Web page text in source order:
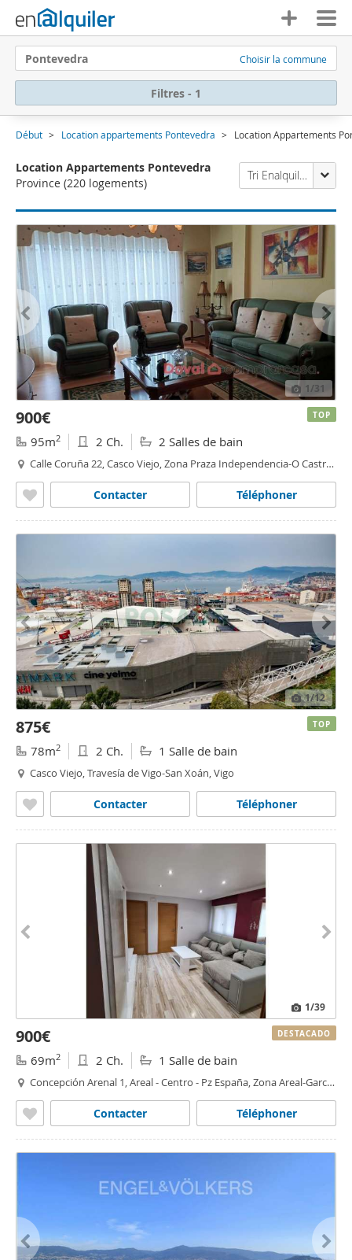
Pontevedra Choisir la commune
Filtres - 1
Début Location appartements Pontevedra Location Appartements
Location Appartements Pontevedra
Province (220 logements)
Tri Enalquiler
1/31
900€
95m2 2 Ch. 2 Salles de bain
Calle Coruña 22, Casco Viejo, Zona Praza Independencia-O Castro,
Téléphoner
Contacter
TOP
1/12
875€
78m2 2 Ch. 1 Salle de bain
Casco Viejo, Travesía de Vigo-San Xoán, Vigo
Téléphoner
Contacter
TOP
1/39
900€
69m2 2 Ch. 1 Salle de bain
Concepción Arenal 1, Areal - Centro - Pz España, Zona Areal-García
Téléphoner
Contacter
DESTACADO